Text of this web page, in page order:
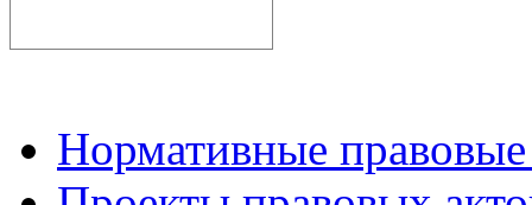
Нормативные